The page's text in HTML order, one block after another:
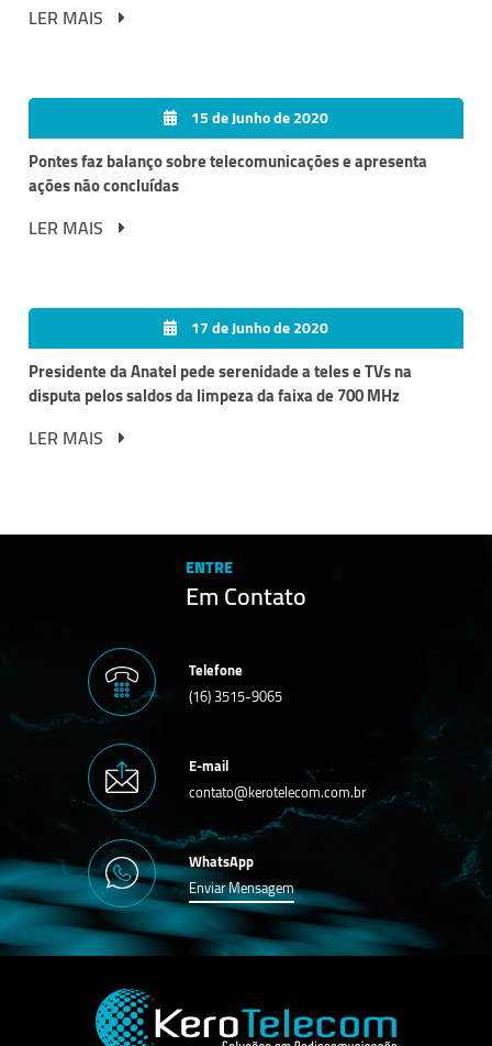
LER MAIS
15 de Junho de 2020
Pontes faz balanço sobre telecomunicações e apresenta
ações não concluídas
LER MAIS
17 de Junho de 2020
Presidente da Anatel pede serenidade a teles e TVs na
disputa pelos saldos da limpeza da faixa de 700 MHz
LER MAIS
ENTRE
Em Contato
Telefone
(16) 3515-9065
E-mail
contato@kerotelecom.com.br
WhatsApp
Enviar Mensagem